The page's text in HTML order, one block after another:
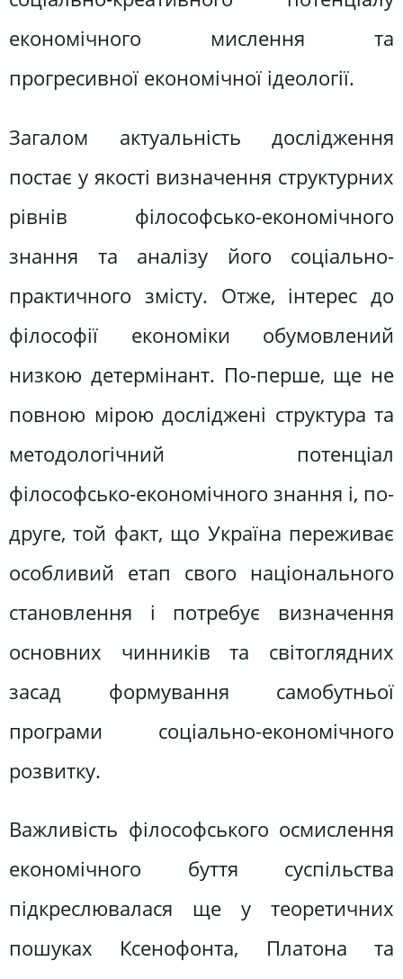
економічного мислення та
прогресивної економічної ідеології.
Загалом актуальність дослідження
постає у якості визначення структурних
рівнів філософсько-економічного
знання та аналізу його соціально-
практичного змісту. Отже, інтерес до
філософії економіки обумовлений
низкою детермінант. По-перше, ще не
повною мірою досліджені структура та
методологічний потенціал
філософсько-економічного знання і, по-
друге, той факт, що Україна переживає
особливий етап свого національного
становлення і потребує визначення
основних чинників та світоглядних
засад формування самобутньої
програми соціально-економічного
розвитку.
Важливість філософського осмислення
економічного буття суспільства
підкреслювалася ще у теоретичних
пошуках Ксенофонта, Платона та